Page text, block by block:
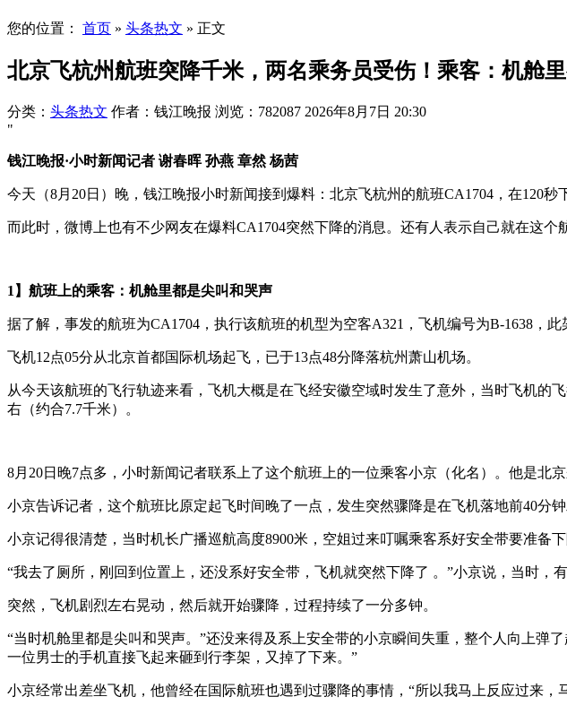
您的位置： 首页 » 头条热文 » 正文
北京飞杭州航班突降千米，两名乘务员受伤！乘客：机舱
分类： 头条热文 作者：钱江晚报 浏览：782087 2026年8月7日 20:30
"
钱江晚报·小时新闻记者 谢春晖 孙燕 章然 杨茜
今天（8月20日）晚，钱江晚报小时新闻接到爆料：北京飞杭州的航班CA1704，在120秒
而此时，微博上也有不少网友在爆料CA1704突然下降的消息。还有人表示自己就在这个
1】航班上的乘客：机舱里都是尖叫和哭声
据了解，事发的航班为CA1704，执行该航班的机型为空客A321，飞机编号为B-1638，此
飞机12点05分从北京首都国际机场起飞，已于13点48分降落杭州萧山机场。
从今天该航班的飞行轨迹来看，飞机大概是在飞经安徽空域时发生了意外，当时飞机的
右（约合7.7千米）。
8月20日晚7点多，小时新闻记者联系上了这个航班上的一位乘客小京（化名）。他是北京
小京告诉记者，这个航班比原定起飞时间晚了一点，发生突然骤降是在飞机落地前40分钟
小京记得很清楚，当时机长广播巡航高度8900米，空姐过来叮嘱乘客系好安全带要准备下
“我去了厕所，刚回到位置上，还没系好安全带，飞机就突然下降了 。”小京说，当时，
突然，飞机剧烈左右晃动，然后就开始骤降，过程持续了一分多钟。
“当时机舱里都是尖叫和哭声。”还没来得及系上安全带的小京瞬间失重，整个人向上弹
一位男士的手机直接飞起来砸到行李架，又掉了下来。”
小京经常出差坐飞机，他曾经在国际航班也遇到过骤降的事情，“所以我马上反应过来，